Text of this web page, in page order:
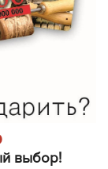
выбор!